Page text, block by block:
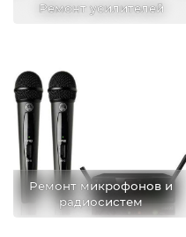
Ремонт усилителей
Ремонт микрофонов и
радиосистем